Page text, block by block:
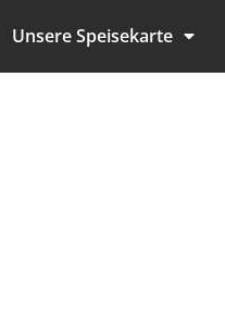
Unsere Speisekarte